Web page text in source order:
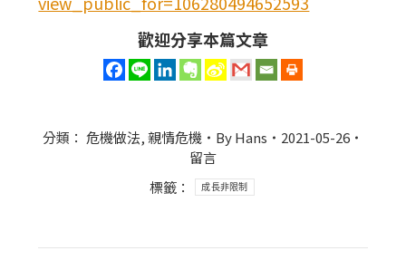
歡迎分享本篇文章
分類： 危機做法,親情危機 ByHans
2021-05-26
留言
標籤：
成長非限制